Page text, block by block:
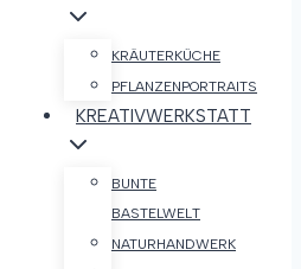
KRÄUTERKÜCHE
PFLANZENPORTRAITS
KREATIVWERKSTATT
BUNTE
BASTELWELT
NATURHANDWERK